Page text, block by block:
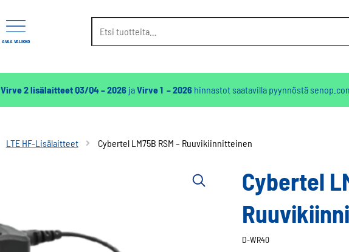
AVAA VALIKKO
Virve 2 lisälaitteet Q3/Q4 – 2026jaVirve 1 – 2026hinnastot saatavilla pyynnöstä
LTE HF-Lisälaitteet Cybertel LM75B RSM – Ruuvikiinnitteinen
Cybertel
D-WR40